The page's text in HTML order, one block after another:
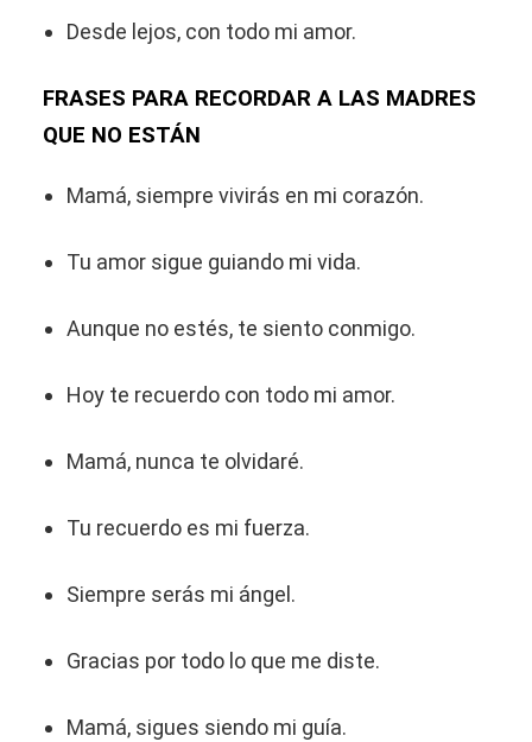
Desde lejos, con todo mi amor.
FRASES PARA RECORDAR A LAS MADRES
QUE NO ESTÁN
Mamá, siempre vivirás en mi corazón.
Tu amor sigue guiando mi vida.
Aunque no estés, te siento conmigo.
Hoy te recuerdo con todo mi amor.
Mamá, nunca te olvidaré.
Tu recuerdo es mi fuerza.
Siempre serás mi ángel.
Gracias por todo lo que me diste.
Mamá, sigues siendo mi guía.